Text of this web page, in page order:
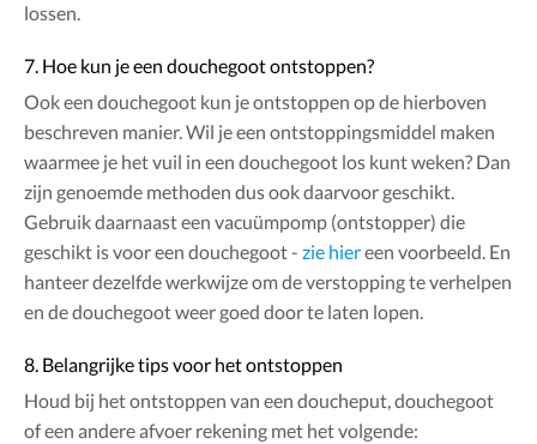
lossen.
7. Hoe kun je een douchegoot ontstoppen?
Ook een douchegoot kun je ontstoppen op de hierboven
beschreven manier. Wil je een ontstoppingsmiddel maken
waarmee je het vuil in een douchegoot los kunt weken? Dan
zijn genoemde methoden dus ook daarvoor geschikt.
Gebruik daarnaast een vacuümpomp (ontstopper) die
geschikt is voor een douchegoot - zie hiereen voorbeeld. En
hanteer dezelfde werkwijze om de verstopping te verhelpen
en de douchegoot weer goed door te laten lopen.
8. Belangrijke tips voor het ontstoppen
Houd bij het ontstoppen van een doucheput, douchegoot
of een andere afvoer rekening met het volgende: